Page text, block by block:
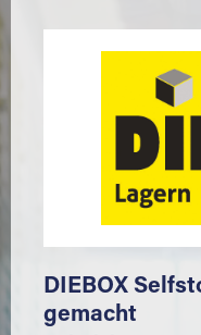
DIEBOX
gemacht